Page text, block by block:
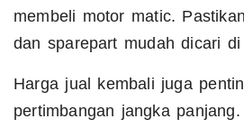
membeli motor matic.
dan sparepart mudah dicari di
Harga jual kembali juga
pertimbangan jangka